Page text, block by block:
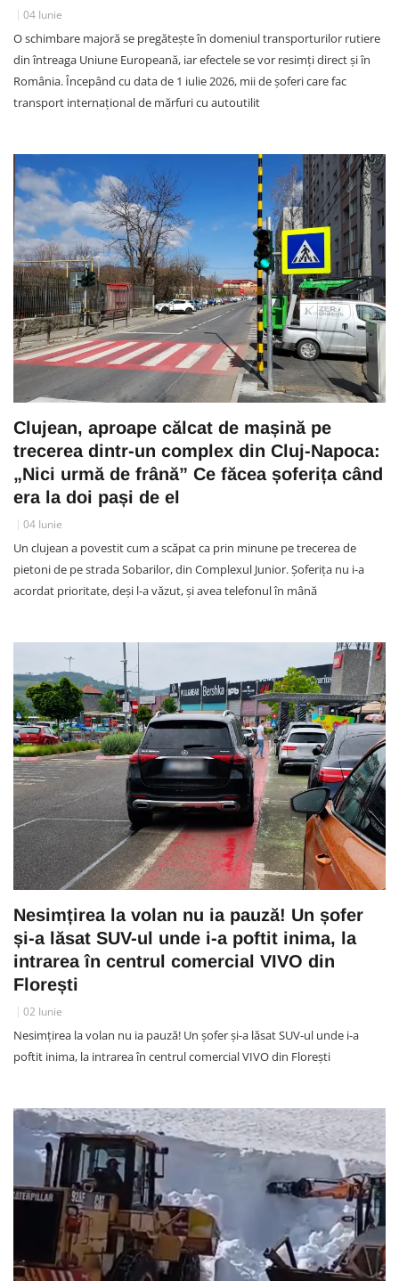
04 Iunie
O schimbare majoră se pregătește în domeniul transporturilor rutiere
din întreaga Uniune Europeană, iar efectele se vor resimți direct și în
România. Începând cu data de 1 iulie 2026, mii de șoferi care fac
transport internațional de mărfuri cu autoutilit
Clujean, aproape călcat de mașină pe
trecerea dintr-un complex din Cluj-Napoca:
„Nici urmă de frână” Ce făcea șoferița când
era la doi pași de el
04 Iunie
Un clujean a povestit cum a scăpat ca prin minune pe trecerea de
pietoni de pe strada Sobarilor, din Complexul Junior. Șoferița nu i-a
acordat prioritate, deși l-a văzut, și avea telefonul în mână
Nesimțirea la volan nu ia pauză! Un șofer
și-a lăsat SUV-ul unde i-a poftit inima, la
intrarea în centrul comercial VIVO din
Florești
02 Iunie
Nesimțirea la volan nu ia pauză! Un șofer și-a lăsat SUV-ul unde i-a
poftit inima, la intrarea în centrul comercial VIVO din Florești